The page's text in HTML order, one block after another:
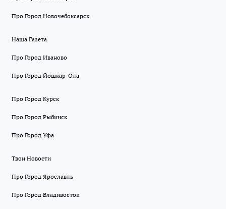
Про Город Новочебоксарск
Наша Газета
Про Город Иваново
Про Город Йошкар-Ола
Про Город Курск
Про Город Рыбинск
Про Город Уфа
Твои Новости
Про Город Ярославль
Про Город Владивосток